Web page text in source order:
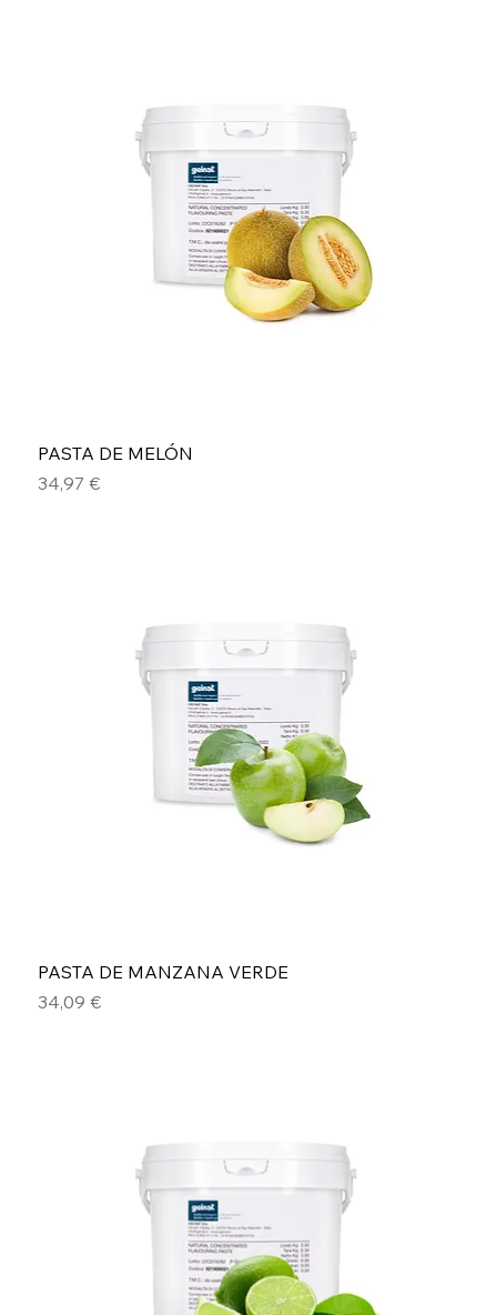
PASTA DE MELÓN
Precio
34,97 €
PASTA DE MANZANA VERDE
Precio
34,09 €